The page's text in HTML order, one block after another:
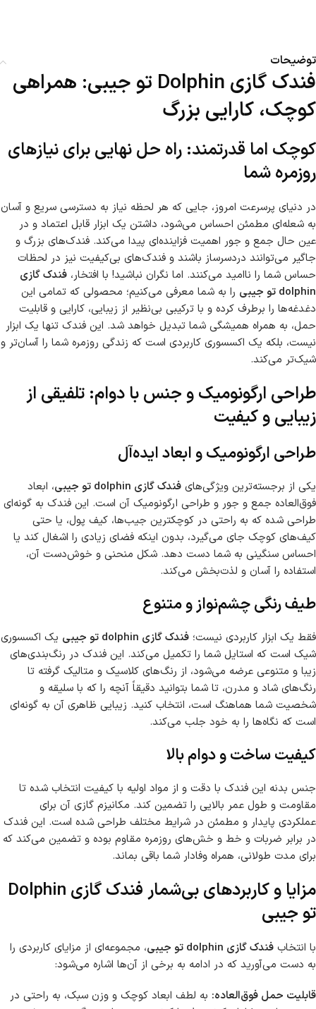
توضیحات
فندک گازی Dolphin تو جیبی: همراهی
کوچک، کارایی بزرگ
کوچک اما قدرتمند: راه حل نهایی برای نیازهای
روزمره شما
در دنیای پرسرعت امروز، جایی که هر لحظه نیاز به دسترسی سریع و آسان
به شعله‌ای مطمئن احساس می‌شود، داشتن یک ابزار قابل اعتماد و در
عین حال جمع و جور اهمیت فزاینده‌ای پیدا می‌کند. فندک‌های بزرگ و
جاگیر می‌توانند دردسرساز باشند و فندک‌های بی‌کیفیت نیز در لحظات
حساس شما را ناامید می‌کنند. اما نگران نباشید! با افتخار، فندک گازی
dolphin تو جیبی
را به شما معرفی می‌کنیم؛ محصولی که تمامی این
دغدغه‌ها را برطرف کرده و با ترکیبی بی‌نظیر از زیبایی، کارایی و قابلیت
حمل، به همراه همیشگی شما تبدیل خواهد شد. این فندک تنها یک ابزار
نیست، بلکه یک اکسسوری کاربردی است که زندگی روزمره شما را آسان‌تر و
شیک‌تر می‌کند.
طراحی ارگونومیک و جنس با دوام: تلفیقی از
زیبایی و کیفیت
طراحی ارگونومیک و ابعاد ایده‌آل
یکی از برجسته‌ترین ویژگی‌های فندک گازی dolphin تو جیبی
، ابعاد
فوق‌العاده جمع و جور و طراحی ارگونومیک آن است. این فندک به گونه‌ای
طراحی شده که به راحتی در کوچکترین جیب‌ها، کیف پول، یا حتی
کیف‌های کوچک جای می‌گیرد، بدون اینکه فضای زیادی را اشغال کند یا
احساس سنگینی به شما دست دهد. شکل منحنی و خوش‌دست آن،
استفاده را آسان و لذت‌بخش می‌کند.
طیف رنگی چشم‌نواز و متنوع
فقط یک ابزار کاربردی نیست؛ فندک گازی dolphin تو جیبی
یک اکسسوری
شیک است که استایل شما را تکمیل می‌کند. این فندک در رنگ‌بندی‌های
زیبا و متنوعی عرضه می‌شود، از رنگ‌های کلاسیک و متالیک گرفته تا
رنگ‌های شاد و مدرن، تا شما بتوانید دقیقاً آنچه را که با سلیقه و
شخصیت شما هماهنگ است، انتخاب کنید. زیبایی ظاهری آن به گونه‌ای
است که نگاه‌ها را به خود جلب می‌کند.
کیفیت ساخت و دوام بالا
جنس بدنه این فندک با دقت و از مواد اولیه با کیفیت انتخاب شده تا
مقاومت و طول عمر بالایی را تضمین کند. مکانیزم گازی آن برای
عملکردی پایدار و مطمئن در شرایط مختلف طراحی شده است. این فندک
در برابر ضربات و خط و خش‌های روزمره مقاوم بوده و تضمین می‌کند که
برای مدت طولانی، همراه وفادار شما باقی بماند.
مزایا و کاربردهای بی‌شمار فندک گازی Dolphin
تو جیبی
با انتخاب فندک گازی dolphin تو جیبی
، مجموعه‌ای از مزایای کاربردی را
به دست می‌آورید که در ادامه به برخی از آن‌ها اشاره می‌شود:
قابلیت حمل فوق‌العاده: به لطف ابعاد کوچک و وزن سبک، به راحتی در